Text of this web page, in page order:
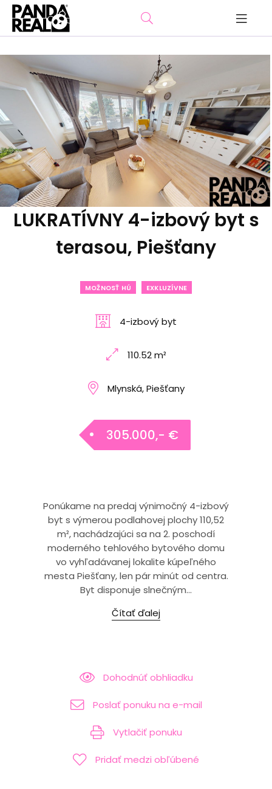
LUKRATÍVNY 4-izbový byt s
terasou, Piešťany
MOŽNOSŤ HÚ EXKLUZÍVNE
4-izbový byt
110.52 m²
Mlynská, Piešťany
305.000,- €
Ponúkame na predaj výnimočný 4-izbový
byt s výmerou podlahovej plochy 110,52
m², nachádzajúci sa na 2. poschodí
moderného tehlového bytového domu
vo vyhľadávanej lokalite kúpeľného
mesta Piešťany, len pár minút od centra.
Byt disponuje slnečným...
Čítať ďalej
Dohodnúť obhliadku
Poslať ponuku na e-mail
Vytlačiť ponuku
Pridať medzi obľúbené